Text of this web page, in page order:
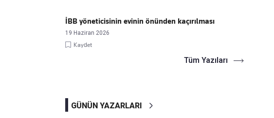
İBB yöneticisinin evinin önünden kaçırılması
19 Haziran 2026
Kaydet
Tüm Yazıları
GÜNÜN YAZARLARI